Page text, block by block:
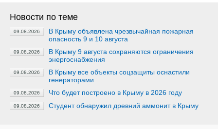
Новости по теме
09.08.2026
В Крыму объявлена чрезвычайная пожарная
опасность 9 и 10 августа
09.08.2026
В Крыму 9 августа сохраняются ограничения
энергоснабжения
09.08.2026
В Крыму все объекты соцзащиты оснастили
генераторами
09.08.2026 Что будет построено в Крыму в 2026 году
09.08.2026 Студент обнаружил древний аммонит в Крыму